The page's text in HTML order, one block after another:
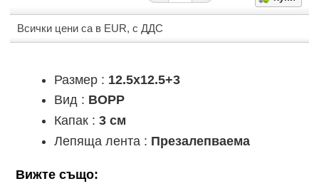
Всички цени са в EUR, с ДДС
Размер : 12.5x12.5+3
Вид : ВОРР
Капак : 3 см
Лепяща лента : Презалепваема
Вижте също: